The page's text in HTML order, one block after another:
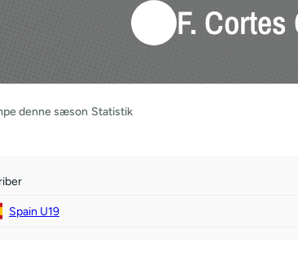
F.
denne sæson Statistik
Spain U19